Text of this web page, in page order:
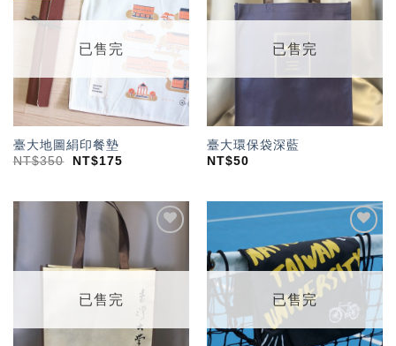
「願
望輕
單」
已售完
臺大地圖絹印餐墊
NT$350 NT$175
「願
望輕
已售完
臺大環保袋深藍
NT$50
望輕
已售完
加入
「願
望輕
單」
已售完